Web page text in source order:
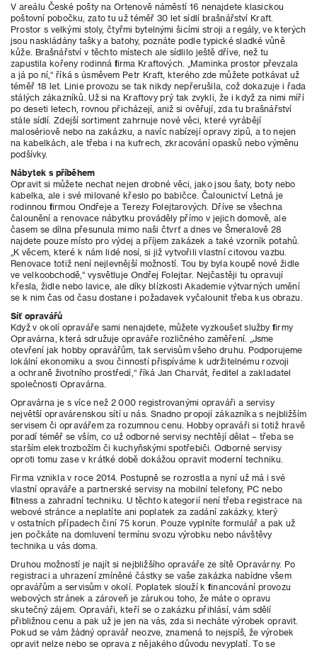
V areálu České pošty na Ortenově náměstí 16 nenajdete klasickou
poštovní pobočku, zato tu už téměř 30 let sídlí brašnářství Kraft.
Prostor s velkými stoly, čtyřmi bytelnými šicími stroji a regály, ve kterých
jsou naskládány tašky a batohy, poznáte podle typické sladké vůně
kůže. Brašnářství v těchto místech ale sídlilo ještě dříve, než tu
zapustila kořeny rodinná firma Kraftových. „Maminka prostor převzala
a já po ní,“ říká s úsměvem Petr Kraft, kterého zde můžete potkávat už
téměř 18 let. Linie provozu se tak nikdy nepřerušila, což dokazuje i řada
stálých zákazníků. Už si na Kraftovy prý tak zvykli, že i když za nimi míří
po deseti letech, rovnou přicházejí, aniž si ověřují, zda tu brašnářství
stále sídlí. Zdejší sortiment zahrnuje nové věci, které vyrábějí
malosériově nebo na zakázku, a navíc nabízejí opravy zipů, a to nejen
na kabelkách, ale třeba i na kufrech, zkracování opasků nebo výměnu
podšívky.
Nábytek s příběhem
Opravit si můžete nechat nejen drobné věci, jako jsou šaty, boty nebo
kabelka, ale i své milované křeslo po babičce. Čalounictví Letná je
rodinnou firmou Ondřeje a Terezy Folejtarových. Dříve se všechna
čalounění a renovace nábytku prováděly přímo v jejich domově, ale
časem se dílna přesunula mimo naši čtvrť a dnes ve Šmeralově 28
najdete pouze místo pro výdej a příjem zakázek a také vzorník potahů.
„K věcem, které k nám lidé nosí, si již vytvořili vlastní citovou vazbu.
Renovace totiž není nejlevnější možností. Tou by byla koupě nové židle
ve velkoobchodě,“ vysvětluje Ondřej Folejtar. Nejčastěji tu opravují
křesla, židle nebo lavice, ale díky blízkosti Akademie výtvarných umění
se k nim čas od času dostane i požadavek vyčalounit třeba kus obrazu.
Síť opravářů
Když v okolí opraváře sami nenajdete, můžete vyzkoušet služby firmy
Opravárna, která sdružuje opraváře rozličného zaměření. „Jsme
otevření jak hobby opravářům, tak servisům všeho druhu. Podporujeme
lokální ekonomiku a svou činností přispíváme k udržitelnému rozvoji
a ochraně životního prostředí,“ říká Jan Charvát, ředitel a zakladatel
společnosti Opravárna.
Opravárna je s více než 2 000 registrovanými opraváři a servisy
největší opravárenskou sítí u nás. Snadno propojí zákazníka s nejbližším
servisem či opravářem za rozumnou cenu. Hobby opraváři si totiž hravě
poradí téměř se vším, co už odborné servisy nechtějí dělat – třeba se
starším elektrozbožím či kuchyňskými spotřebiči. Odborné servisy
oproti tomu zase v krátké době dokážou opravit moderní techniku.
Firma vznikla v roce 2014. Postupně se rozrostla a nyní už má i své
vlastní opraváře a partnerské servisy na mobilní telefony, PC nebo
fitness a zahradní techniku. U těchto kategorií není třeba registrace na
webové stránce a neplatíte ani poplatek za zadání zakázky, který
v ostatních případech činí 75 korun. Pouze vyplníte formulář a pak už
jen počkáte na domluvení termínu svozu výrobku nebo návštěvy
technika u vás doma.
Druhou možností je najít si nejbližšího opraváře ze sítě Opravárny. Po
registraci a uhrazení zmíněné částky se vaše zakázka nabídne všem
opravářům a servisům v okolí. Poplatek slouží k financování provozu
webových stránek a zároveň je zárukou toho, že máte o opravu
skutečný zájem. Opraváři, kteří se o zakázku přihlásí, vám sdělí
přibližnou cenu a pak už je jen na vás, zda si necháte výrobek opravit.
Pokud se vám žádný opravář neozve, znamená to nejspíš, že výrobek
opravit nelze nebo se oprava z nějakého důvodu nevyplatí. To se